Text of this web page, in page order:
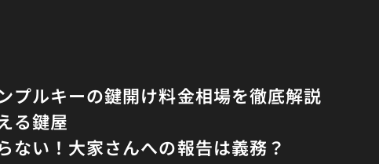
プルキーの鍵開け料金相場を徹底解説
る鍵屋
ない！大家さんへの報告は義務？